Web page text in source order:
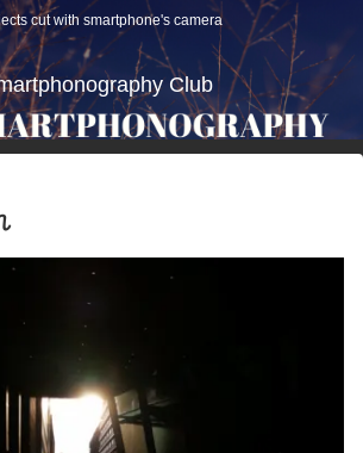
cut with smartphone's camera
Club